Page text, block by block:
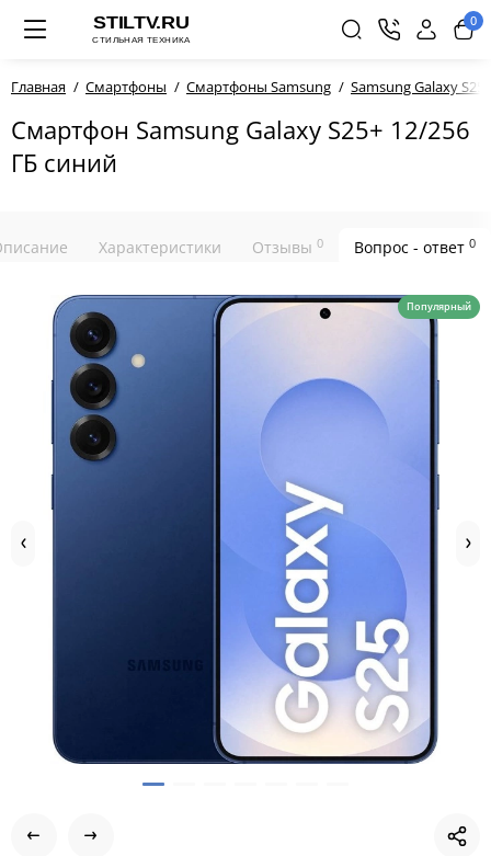
0
Главная Смартфоны Смартфоны Samsung Samsung Galaxy S25+
Смартфон Samsung Galaxy S25+ 12/256
ГБ синий
Характеристики Отзывы 0 Вопрос - ответ 0
Популярный